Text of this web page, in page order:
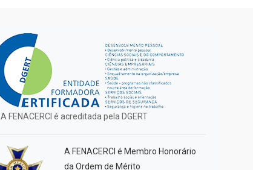
A FENACERCI é acreditada pela DGERT
A FENACERCI é Membro Honorário
da Ordem de Mérito